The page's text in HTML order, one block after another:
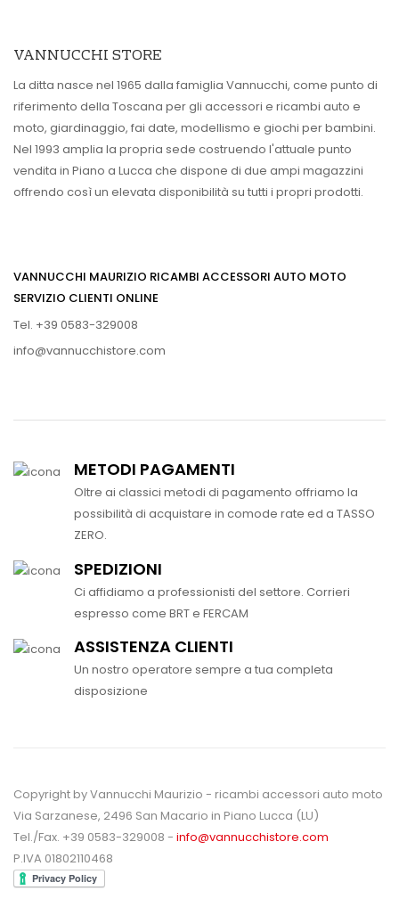
VANNUCCHI STORE
La ditta nasce nel 1965 dalla famiglia Vannucchi, come punto di
riferimento della Toscana per gli accessori e ricambi auto e
moto, giardinaggio, fai date, modellismo e giochi per bambini.
Nel 1993 amplia la propria sede costruendo l'attuale punto
vendita in Piano a Lucca che dispone di due ampi magazzini
offrendo così un elevata disponibilità su tutti i propri prodotti.
VANNUCCHI MAURIZIO RICAMBI ACCESSORI AUTO MOTO
SERVIZIO CLIENTI ONLINE
Tel. +39 0583-329008
info@vannucchistore.com
METODI PAGAMENTI
Oltre ai classici metodi di pagamento offriamo la
possibilità di acquistare in comode rate ed a TASSO
ZERO.
SPEDIZIONI
Ci affidiamo a professionisti del settore. Corrieri
espresso come BRT e FERCAM
ASSISTENZA CLIENTI
Un nostro operatore sempre a tua completa
disposizione
Copyright by Vannucchi Maurizio - ricambi accessori auto moto
Via Sarzanese, 2496 San Macario in Piano Lucca (LU)
Tel./Fax. +39 0583-329008 - info@vannucchistore.com
P.IVA 01802110468